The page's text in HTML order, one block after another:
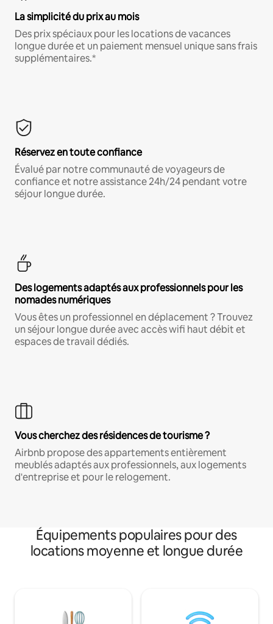
La simplicité du prix au mois
Des prix spéciaux pour les locations de vacances
longue durée et un paiement mensuel unique sans frais
supplémentaires.*
Réservez en toute confiance
Évalué par notre communauté de voyageurs de
confiance et notre assistance 24h/24 pendant votre
séjour longue durée.
Des logements adaptés aux professionnels pour les
nomades numériques
Vous êtes un professionnel en déplacement ? Trouvez
un séjour longue durée avec accès wifi haut débit et
espaces de travail dédiés.
Vous cherchez des résidences de tourisme ?
Airbnb propose des appartements entièrement
meublés adaptés aux professionnels, aux logements
d'entreprise et pour le relogement.
Équipements populaires pour des
locations moyenne et longue durée